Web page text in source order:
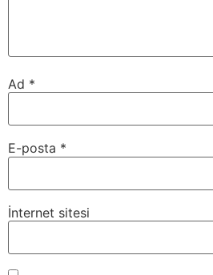
Ad *
E-posta *
İnternet sitesi